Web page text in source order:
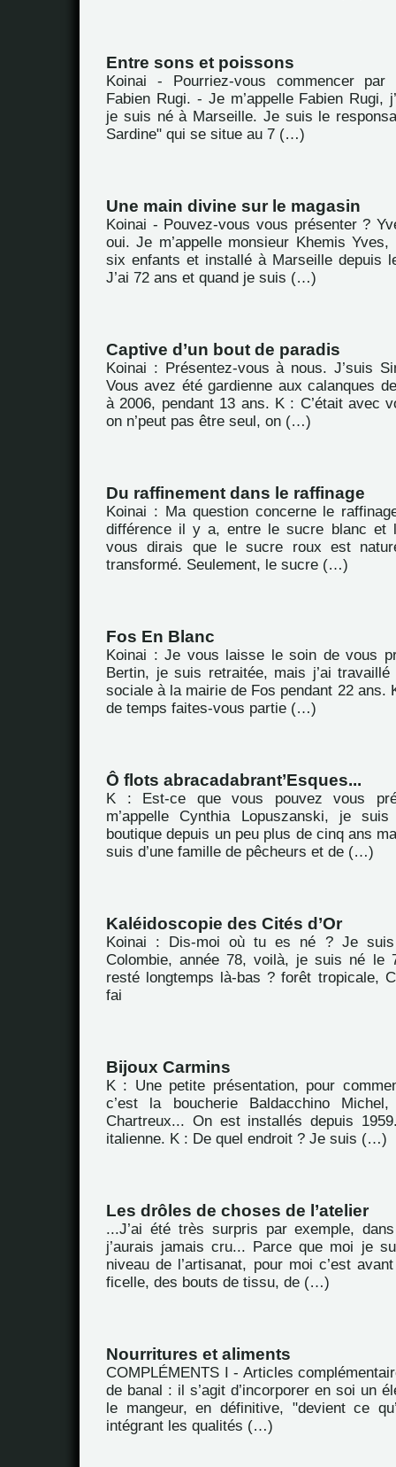
Entre sons et poissons
Koinai - Pourriez-vous commencer
Fabien Rugi. - Je m’appelle Fabien Rugi,
je suis né à Marseille. Je suis le
Sardine" qui se situe au 7 (…)
Une main divine sur le magasin
Koinai - Pouvez-vous vous présenter ?
oui. Je m’appelle monsieur Khemis
six enfants et installé à Marseille depuis
J’ai 72 ans et quand je suis (…)
Captive d’un bout de paradis
Koinai : Présentez-vous à nous. J’suis
Vous avez été gardienne aux calanques
à 2006, pendant 13 ans. K : C’était avec
on n’peut pas être seul, on (…)
Du raffinement dans le raffinage
Koinai : Ma question concerne le
différence il y a, entre le sucre blanc et
vous dirais que le sucre roux est
transformé. Seulement, le sucre (…)
Fos En Blanc
Koinai : Je vous laisse le soin de vous
Bertin, je suis retraitée, mais j’ai travaillé
sociale à la mairie de Fos pendant 22 ans.
de temps faites-vous partie (…)
Ô flots abracadabrant’Esques...
K : Est-ce que vous pouvez vous
m’appelle Cynthia Lopuszanski, je
boutique depuis un peu plus de cinq ans
suis d’une famille de pêcheurs et de (…)
Kaléidoscopie des Cités d’Or
Koinai : Dis-moi où tu es né ? Je
Colombie, année 78, voilà, je suis né
resté longtemps là-bas ? forêt tropicale,
fai
Bijoux Carmins
K : Une petite présentation, pour
c’est la boucherie Baldacchino
Chartreux... On est installés depuis
italienne. K : De quel endroit ? Je suis (…)
Les drôles de choses de l’atelier
...J’ai été très surpris par exemple,
j’aurais jamais cru... Parce que moi je
niveau de l’artisanat, pour moi c’est
ficelle, des bouts de tissu, de (…)
Nourritures et aliments
COMPLÉMENTS I - Articles
de banal : il s’agit d’incorporer en soi un
le mangeur, en définitive, "devient ce
intégrant les qualités (…)